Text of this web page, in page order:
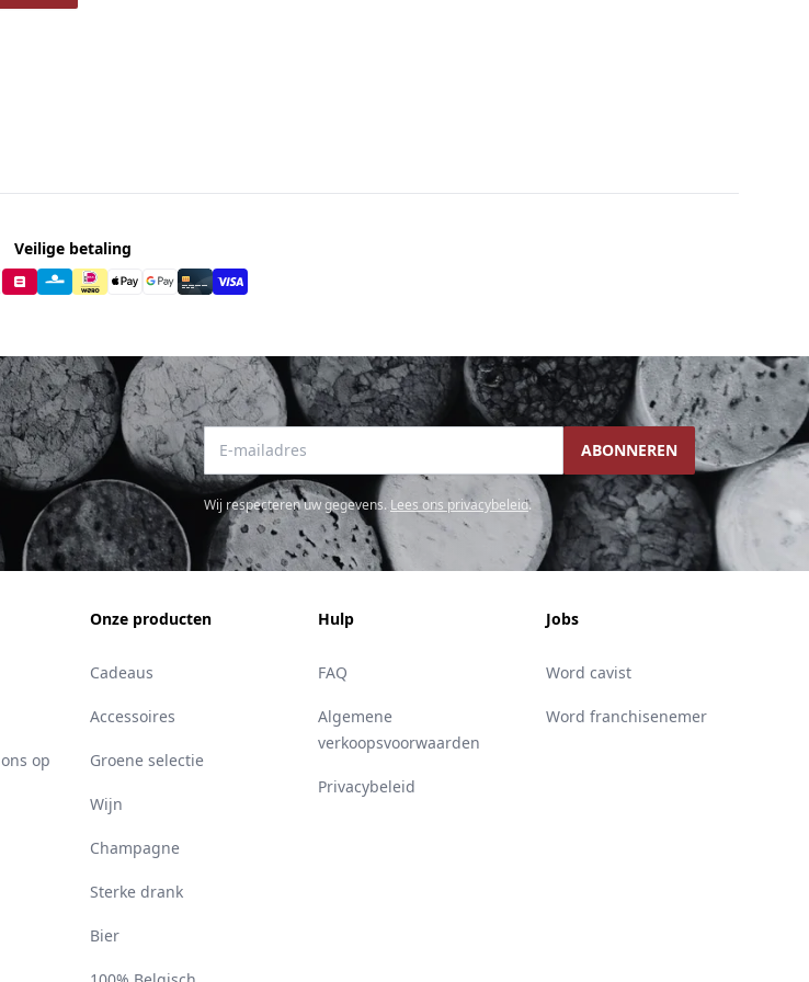
Veilige betaling
E-mailadres ABONNEREN
Wij respecteren uw gegevens. Lees ons privacybeleid.
op
Onze producten
Cadeaus
Accessoires
Groene selectie
Wijn
Champagne
Sterke drank
Bier
Hulp
FAQ
Algemene
verkoopsvoorwaarden
Privacybeleid
Jobs
Word cavist
Word franchisenemer